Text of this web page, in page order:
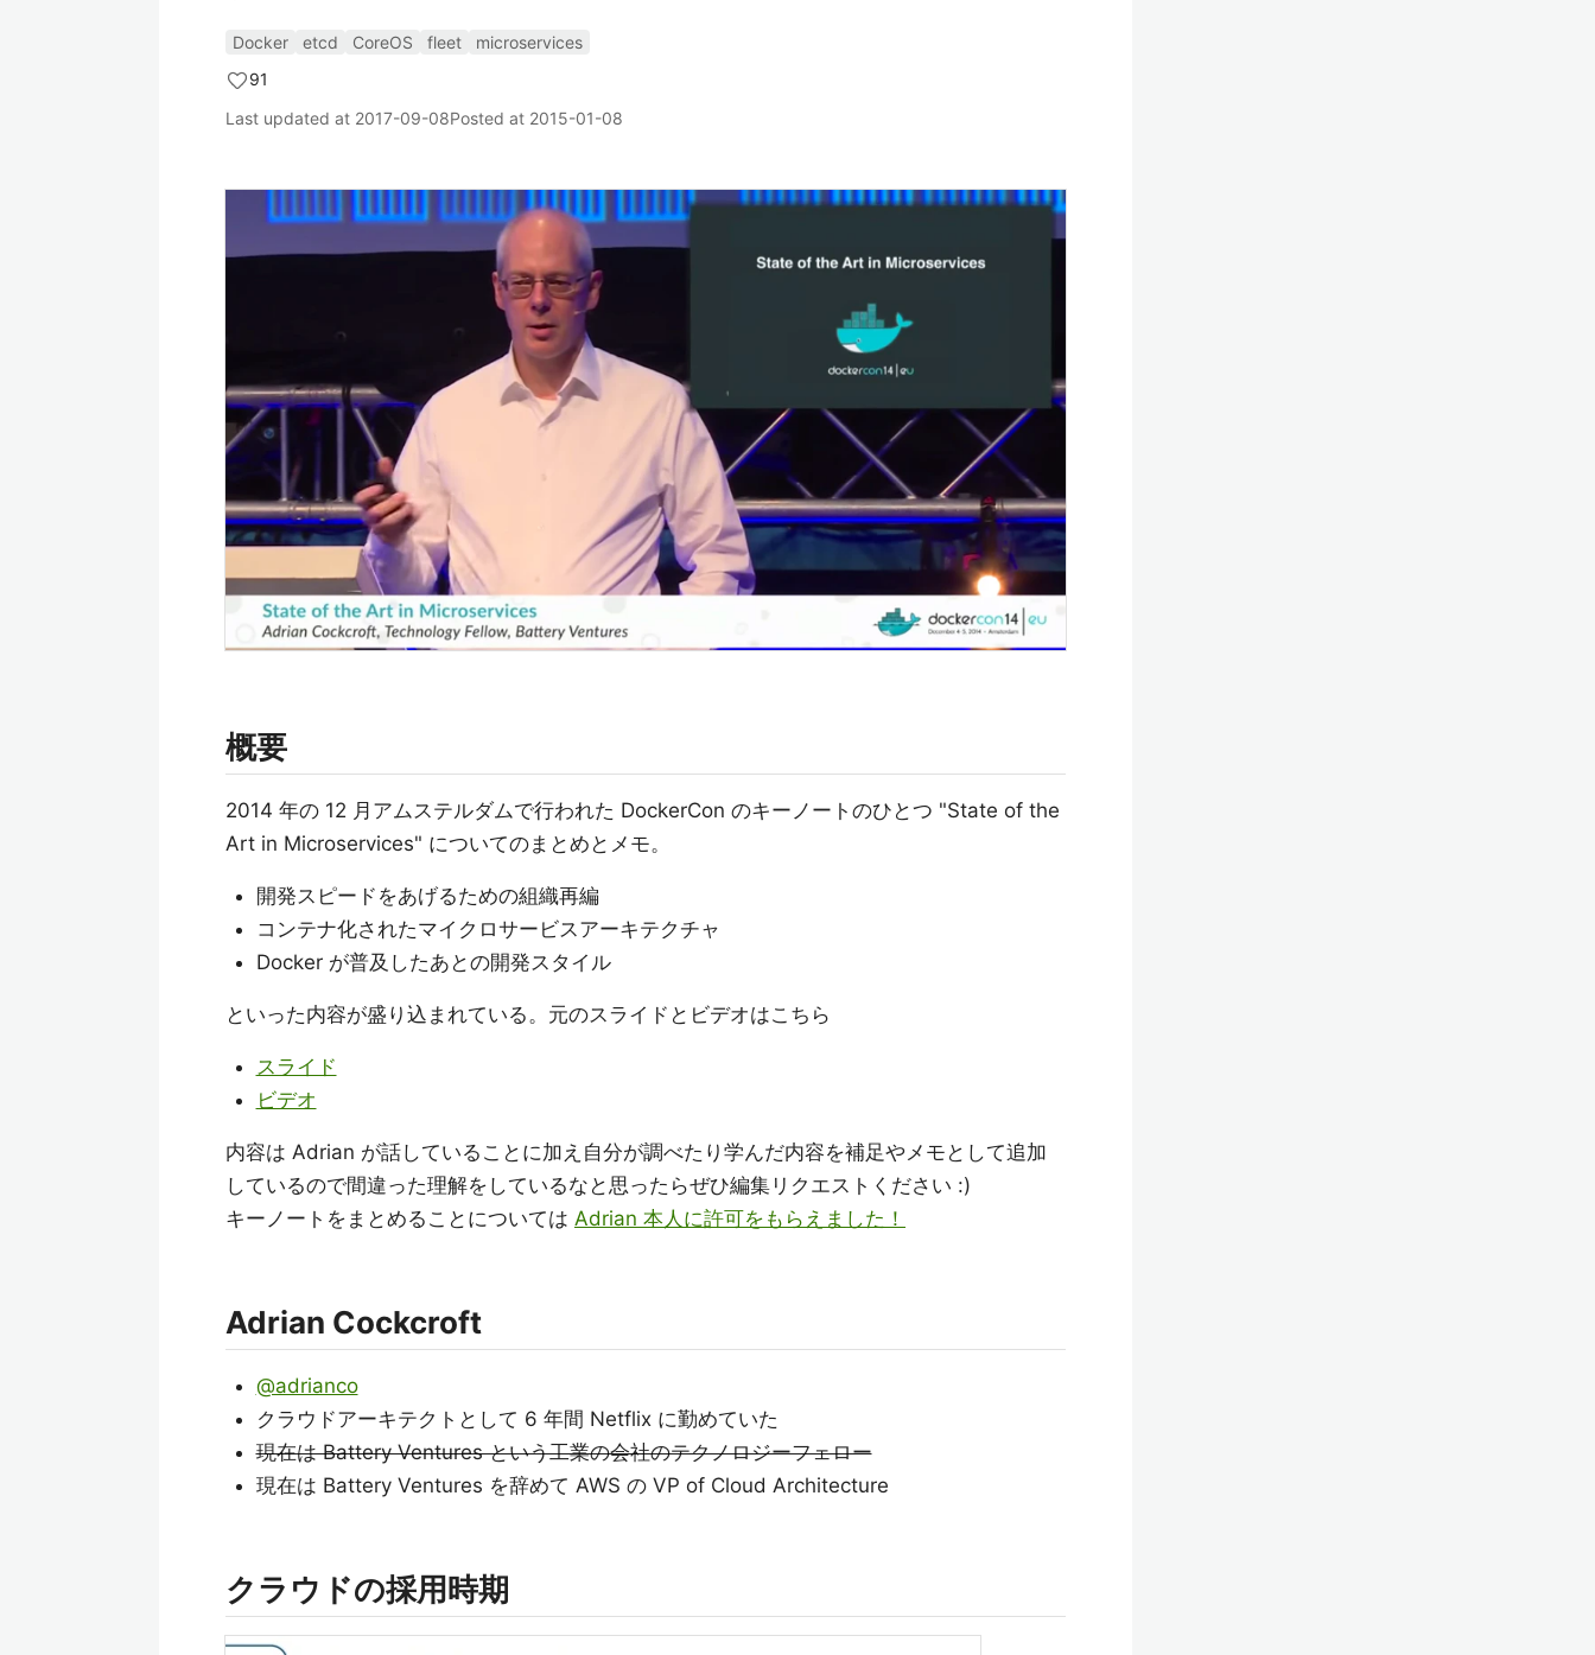
Docker etcd CoreOS fleet
microservices
91
Last updated at 2017-09-08Posted at 2015-01-08
概要
2014 年の 12 月アムステルダムで行われた DockerCon のキーノートのひとつ "State of the
Art in Microservices" についてのまとめとメモ。
開発スピードをあげるための組織再編
コンテナ化されたマイクロサービスアーキテクチャ
Docker が普及したあとの開発スタイル
といった内容が盛り込まれている。元のスライドとビデオはこちら
スライド
ビデオ
内容は Adrian が話していることに加え自分が調べたり学んだ内容を補足やメモとして追加
しているので間違った理解をしているなと思ったらぜひ編集リクエストください :)
キーノートをまとめることについては Adrian 本人に許可をもらえました！
Adrian Cockcroft
@adrianco
クラウドアーキテクトとして 6 年間 Netflix に勤めていた
現在は Battery Ventures という工業の会社のテクノロジーフェロー
現在は Battery Ventures を辞めて AWS の VP of Cloud Architecture
クラウドの採用時期